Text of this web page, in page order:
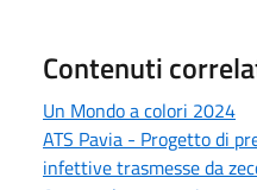
Contenuti
Un Mondo a colori 2024
ATS Pavia - Progetto di
infettive trasmesse da